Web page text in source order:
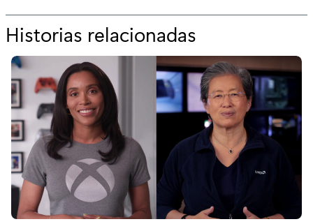
Historias relacionadas
o
r
"
¡
E
e